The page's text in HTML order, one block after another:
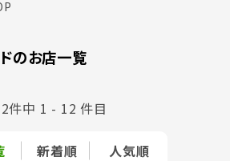
のお店一覧
新着順 人気順
件中 1 - 12 件目